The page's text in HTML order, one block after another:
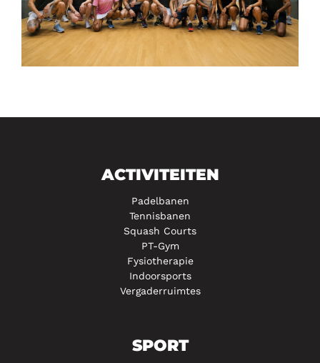
ACTIVITEITEN
Padelbanen
Tennisbanen
Squash Courts
PT-Gym
Fysiotherapie
Indoorsports
Vergaderruimtes
SPORT